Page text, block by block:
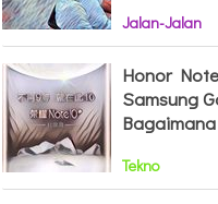
Jalan-Jalan
Honor
Samsung
Tekno